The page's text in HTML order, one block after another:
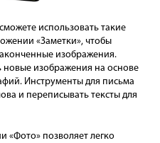
использовать такие
«Заметки», чтобы
изображения.
новые изображения на основе
Инструменты для письма
и переписывать тексты для
«Фото» позволяет легко